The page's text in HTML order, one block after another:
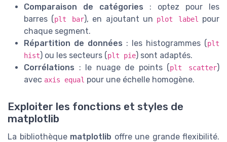
Comparaison de catégories : optez pour les
barres (plt bar), en ajoutant un plot label
pour
chaque segment.
Répartition de données : les histogrammes (plt
hist) ou les secteurs (plt pie) sont adaptés.
Corrélations : le nuage de points (plt scatter)
avec axis equal pour une échelle homogène.
Exploiter les fonctions et styles de
matplotlib
La bibliothèque matplotlib offre une grande flexibilité.